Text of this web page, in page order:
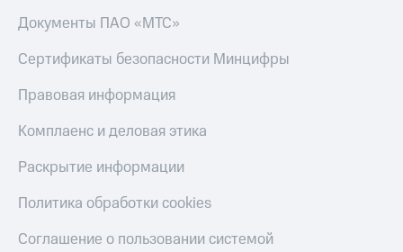
Документы ПАО «МТС»
Сертификаты безопасности Минцифры
Правовая информация
Комплаенс и деловая этика
Раскрытие информации
Политика обработки cookies
Соглашение о пользовании системой